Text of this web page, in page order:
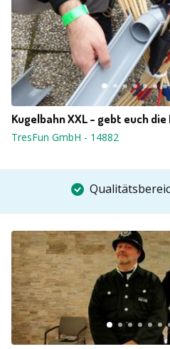
Kugelbahn XXL - gebt euch die
TresFun GmbH - 14882